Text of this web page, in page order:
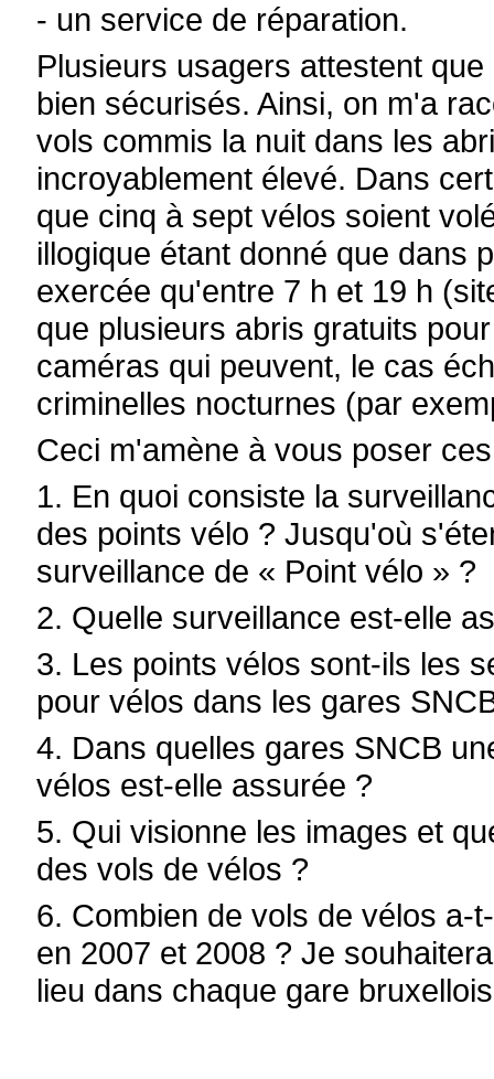
- un service de réparation.
Plusieurs usagers attestent
bien sécurisés. Ainsi, on m'a
vols commis la nuit dans les
incroyablement élevé. Dans
que cinq à sept vélos soient
illogique étant donné que dans
exercée qu'entre 7 h et 19 h
que plusieurs abris gratuits
caméras qui peuvent, le cas
criminelles nocturnes (par
Ceci m'amène à vous poser
1. En quoi consiste la
des points vélo ? Jusqu'où
surveillance de « Point vélo » ?
2. Quelle surveillance est-elle
3. Les points vélos sont-ils les
pour vélos dans les gares
4. Dans quelles gares SNCB
vélos est-elle assurée ?
5. Qui visionne les images et
des vols de vélos ?
6. Combien de vols de vélos a-
en 2007 et 2008 ? Je
lieu dans chaque gare